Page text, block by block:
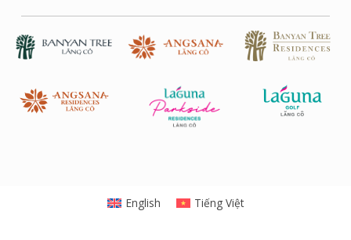
English Tiếng Việt